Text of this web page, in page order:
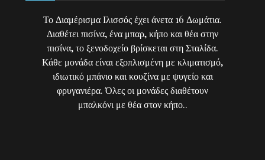
Το Διαμέρισμα Ιλισσός έχει άνετα 16 Δωμάτια.
Διαθέτει πισίνα, ένα μπαρ, κήπο και θέα στην
πισίνα, το ξενοδοχείο βρίσκεται στη Σταλίδα.
Κάθε μονάδα είναι εξοπλισμένη με κλιματισμό,
ιδιωτικό μπάνιο και κουζίνα με ψυγείο και
φρυγανιέρα. Όλες οι μονάδες διαθέτουν
μπαλκόνι με θέα στον κήπο..